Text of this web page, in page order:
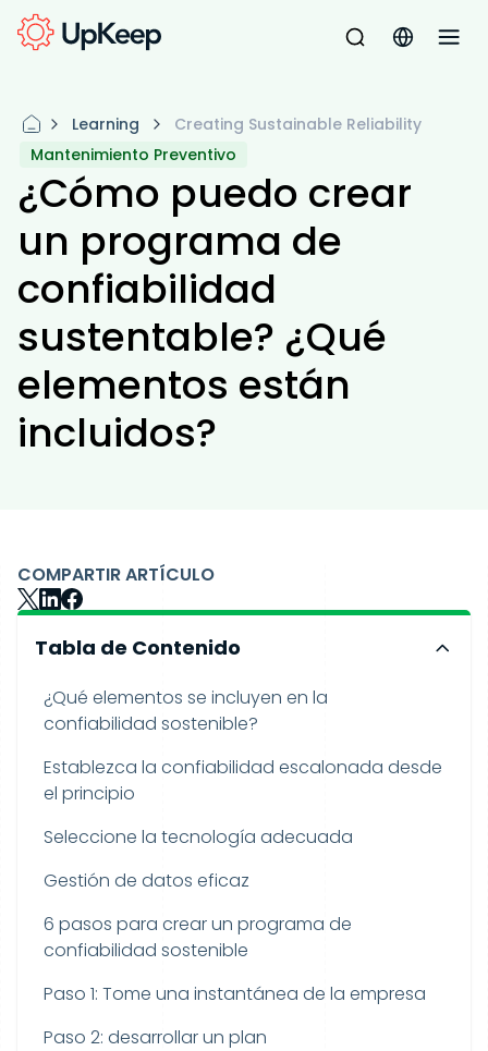
Learning
Creating Sustainable Reliability
Mantenimiento Preventivo
¿Cómo puedo crear
un programa de
confiabilidad
sustentable? ¿Qué
elementos están
incluidos?
COMPARTIR ARTÍCULO
Tabla de Contenido
¿Qué elementos se incluyen en la
confiabilidad sostenible?
Establezca la confiabilidad escalonada desde
el principio
Seleccione la tecnología adecuada
Gestión de datos eficaz
6 pasos para crear un programa de
confiabilidad sostenible
Paso 1: Tome una instantánea de la empresa
Paso 2: desarrollar un plan